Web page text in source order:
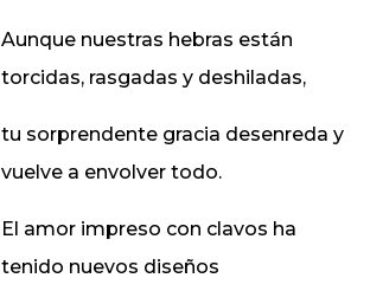
Aunque nuestras hebras están
torcidas, rasgadas y deshiladas,
tu sorprendente gracia desenreda y
vuelve a envolver todo.
El amor impreso con clavos ha
tenido nuevos diseños